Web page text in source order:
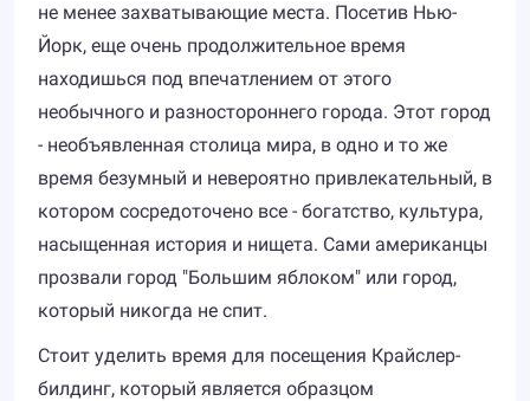
не менее захватывающие места. Посетив Нью-
Йорк, еще очень продолжительное время
находишься под впечатлением от этого
необычного и разностороннего города. Этот город
- необъявленная столица мира, в одно и то же
время безумный и невероятно привлекательный, в
котором сосредоточено все - богатство, культура,
насыщенная история и нищета. Сами американцы
прозвали город "Большим яблоком" или город,
который никогда не спит.
Стоит уделить время для посещения Крайслер-
билдинг, который является образцом